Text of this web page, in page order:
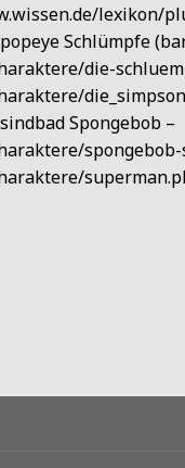
lexikon/
Schlümpfe
die-
Spongebob –